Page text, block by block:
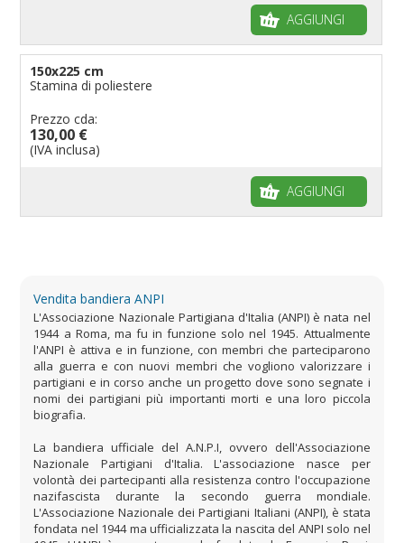
AGGIUNGI
150x225 cm
Stamina di poliestere
Prezzo cda:
130,00 €
(IVA inclusa)
AGGIUNGI
Vendita bandiera ANPI
L'Associazione Nazionale Partigiana d'Italia (ANPI) è nata nel
1944 a Roma, ma fu in funzione solo nel 1945. Attualmente
l'ANPI è attiva e in funzione, con membri che parteciparono
alla guerra e con nuovi membri che vogliono valorizzare i
partigiani e in corso anche un progetto dove sono segnate i
nomi dei partigiani più importanti morti e una loro piccola
biografia.
La bandiera ufficiale del A.N.P.I, ovvero dell'Associazione
Nazionale Partigiani d'Italia. L'associazione nasce per
volontà dei partecipanti alla resistenza contro l'occupazione
nazifascista durante la secondo guerra mondiale.
L'Associazione Nazionale dei Partigiani Italiani (ANPI), è stata
fondata nel 1944 ma ufficializzata la nascita del ANPI solo nel